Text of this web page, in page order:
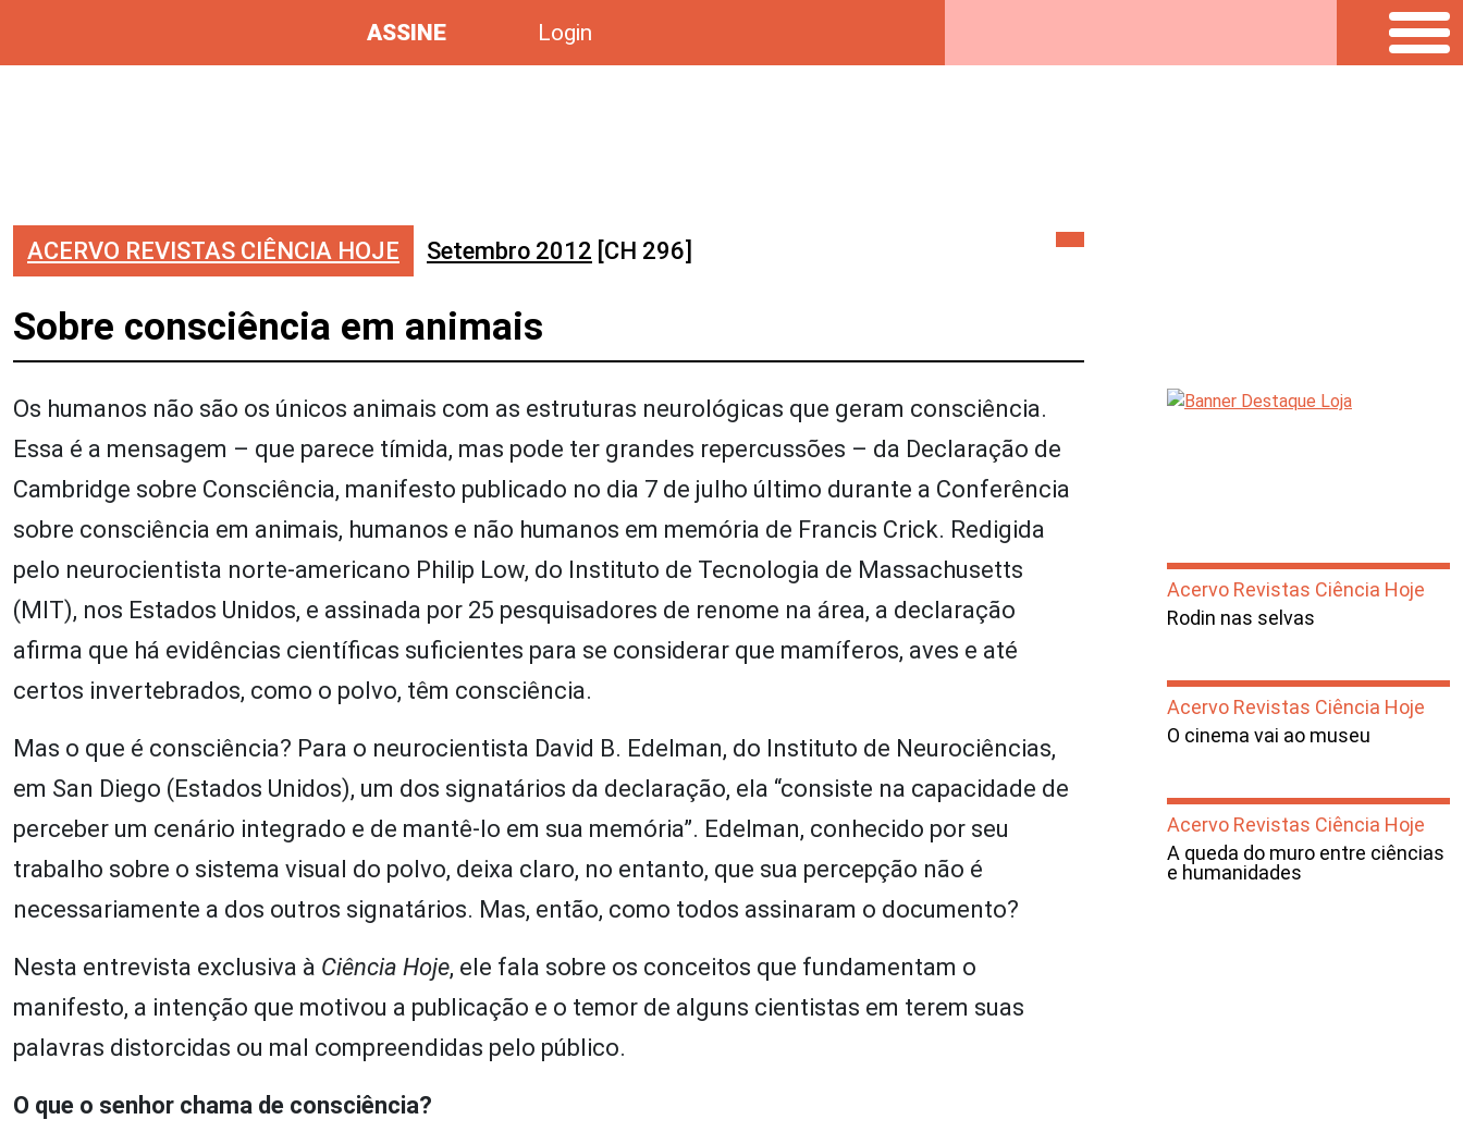
ASSINE Login
ACERVO REVISTAS CIÊNCIA HOJE Setembro 2012 [CH 296]
Sobre consciência em animais
Os humanos não são os únicos animais com as estruturas neurológicas que geram consciência.
Essa é a mensagem – que parece tímida, mas pode ter grandes repercussões – da Declaração de
Cambridge sobre Consciência, manifesto publicado no dia 7 de julho último durante a Conferência
sobre consciência em animais, humanos e não humanos em memória de Francis Crick. Redigida
pelo neurocientista norte-americano Philip Low, do Instituto de Tecnologia de Massachusetts
(MIT), nos Estados Unidos, e assinada por 25 pesquisadores de renome na área, a declaração
afirma que há evidências científicas suficientes para se considerar que mamíferos, aves e até
certos invertebrados, como o polvo, têm consciência.
Mas o que é consciência? Para o neurocientista David B. Edelman, do Instituto de Neurociências,
em San Diego (Estados Unidos), um dos signatários da declaração, ela “consiste na capacidade de
perceber um cenário integrado e de mantê-lo em sua memória”. Edelman, conhecido por seu
trabalho sobre o sistema visual do polvo, deixa claro, no entanto, que sua percepção não é
necessariamente a dos outros signatários. Mas, então, como todos assinaram o documento?
Nesta entrevista exclusiva à Ciência Hoje, ele fala sobre os conceitos que fundamentam o
manifesto, a intenção que motivou a publicação e o temor de alguns cientistas em terem suas
palavras distorcidas ou mal compreendidas pelo público.
O que o senhor chama de consciência?
Acervo Revistas Ciência Hoje
Rodin nas selvas
Acervo Revistas Ciência Hoje
O cinema vai ao museu
Acervo Revistas Ciência Hoje
A queda do muro entre ciências
e humanidades